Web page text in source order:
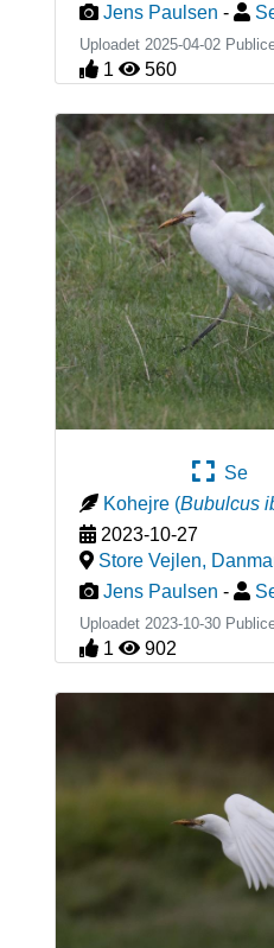
Jens Paulsen -
Uploadet 2025-04-02
1 560
Se
Kohejre (Bubulcus
2023-10-27
Store Vejlen,
Jens Paulsen -
Uploadet 2023-10-30
1 902